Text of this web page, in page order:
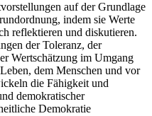
auf der Grundlage
indem sie Werte
reflektieren und diskutieren.
der Toleranz, der
Wertschätzung im Umgang
dem Menschen und vor
die Fähigkeit und
demokratischer
Demokratie